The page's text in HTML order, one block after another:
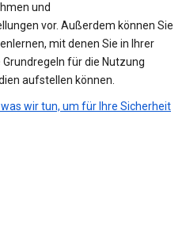
und
vor. Außerdem können Sie
mit denen Sie in Ihrer
für die Nutzung
aufstellen können.
was wir tun, um für Ihre Sicherheit